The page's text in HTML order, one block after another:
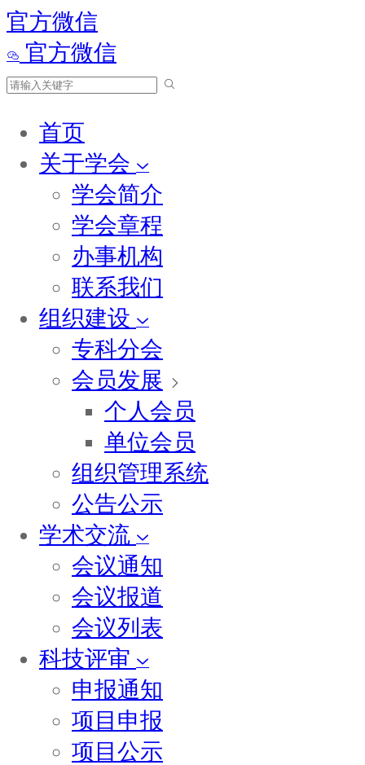
官方微信
官方微信
首页
关于学会
学会简介
学会章程
办事机构
联系我们
组织建设
专科分会
会员发展
个人会员
单位会员
组织管理系统
公告公示
学术交流
会议通知
会议报道
会议列表
科技评审
申报通知
项目申报
项目公示